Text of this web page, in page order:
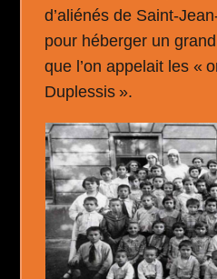
d’aliénés de Saint-
pour héberger un
que l’on appelait les «
Duplessis ».